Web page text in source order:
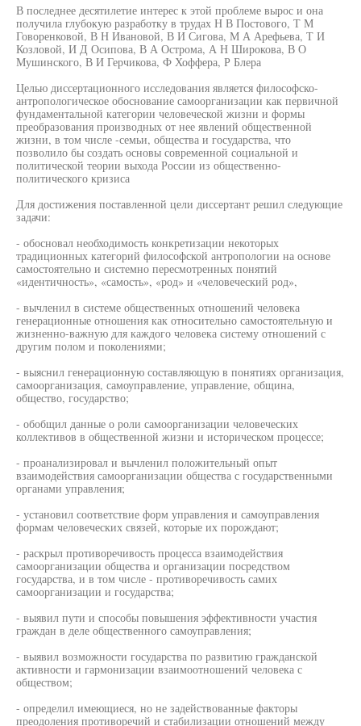
В последнее десятилетие интерес к этой проблеме вырос и она
получила глубокую разработку в трудах Н В Постового, Т М
Говоренковой, В Н Ивановой, В И Сигова, М А Арефьева, Т И
Козловой, И Д Осипова, В А Острома, А Н Широкова, В О
Мушинского, В И Герчикова, Ф Хоффера, Р Блера
Целью диссертационного исследования является философско-
антропологическое обоснование самоорганизации как первичной
фундаментальной категории человеческой жизни и формы
преобразования производных от нее явлений общественной
жизни, в том числе -семьи, общества и государства, что
позволило бы создать основы современной социальной и
политической теории выхода России из общественно-
политического кризиса
Для достижения поставленной цели диссертант решил следующие
задачи:
- обосновал необходимость конкретизации некоторых
традиционных категорий философской антропологии на основе
самостоятельно и системно пересмотренных понятий
«идентичность», «самость», «род» и «человеческий род»,
- вычленил в системе общественных отношений человека
генерационные отношения как относительно самостоятельную и
жизненно-важную для каждого человека систему отношений с
другим полом и поколениями;
- выяснил генерационную составляющую в понятиях организация,
самоорганизация, самоуправление, управление, община,
общество, государство;
- обобщил данные о роли самоорганизации человеческих
коллективов в общественной жизни и историческом процессе;
- проанализировал и вычленил положительный опыт
взаимодействия самоорганизации общества с государственными
органами управления;
- установил соответствие форм управления и самоуправления
формам человеческих связей, которые их порождают;
- раскрыл противоречивость процесса взаимодействия
самоорганизации общества и организации посредством
государства, и в том числе - противоречивость самих
самоорганизации и государства;
- выявил пути и способы повышения эффективности участия
граждан в деле общественного самоуправления;
- выявил возможности государства по развитию гражданской
активности и гармонизации взаимоотношений человека с
обществом;
- определил имеющиеся, но не задействованные факторы
преодоления противоречий и стабилизации отношений между